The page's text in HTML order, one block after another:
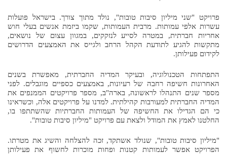
שירות הסעות שת"פ עם עמותת אלה
מודעות תרומות
אודות עמותת ישראלס
מהי מחלת ALS
הבלוג
מאמרים אחרונים ומידע
חוברות מידע עיתוני ישראלס
טפסי תביעה לביטל"א
קישורים יצירת קשר
פרויקט "שני מיליון סיבות טובות", נולד מתוך צורך. בישראל פועלות
עשרות אלפי עמותות. מרבית העמותות, שקמו ביזמת אנשים בעלי חוש
אחריות חברתית, במטרה לסייע לנזקקים, במגוון עצום של נושאים,
מתקשות להגיע לתודעת הקהל הרחב ולגייס את האמצעים הדרושים
לקידום פעילותן.
התפתחות הטכנולוגיה, ובעיקר המדיה החברתית, מאפשרת בשנים
האחרונות חשיפה רחבה של רעיונות, באמצעים כספיים מוגבלים. לפני
מספר שנים התנהלו לראשונה, בארה"ב, מספר פרויקטים הממנפים את
המדיה החברתית למעורבות קהילתית. למדנו על פרויקטים אלה, וכשראינו
כי הם הגדילו את החשיפה של העמותות החברתיות שהשתתפו בו,
החלטנו לאמץ את המודל ולצאת עם פרויקט "מיליון סיבות טובות".
"מיליון סיבות טובות", שנולד אשתקד, זכה להצלחה והשיג את מטרתו.
הפרויקט אפשר לעמותות קטנות ופחות מוכרות לחשוף את פעילותן